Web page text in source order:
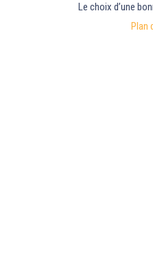
Le choix d’une
Plan